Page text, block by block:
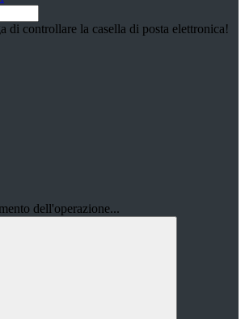
di controllare la casella di posta elettronica!
dell'operazione...